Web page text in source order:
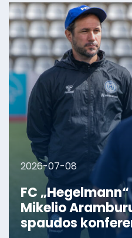
2026-07-08
FC
Mikelio
spaudos